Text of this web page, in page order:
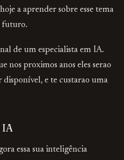
a aprender sobre esse tema
futuro.
de um especialista em IA.
nos proximos anos eles serao
disponível, e te custarao uma
IA
essa sua inteligência